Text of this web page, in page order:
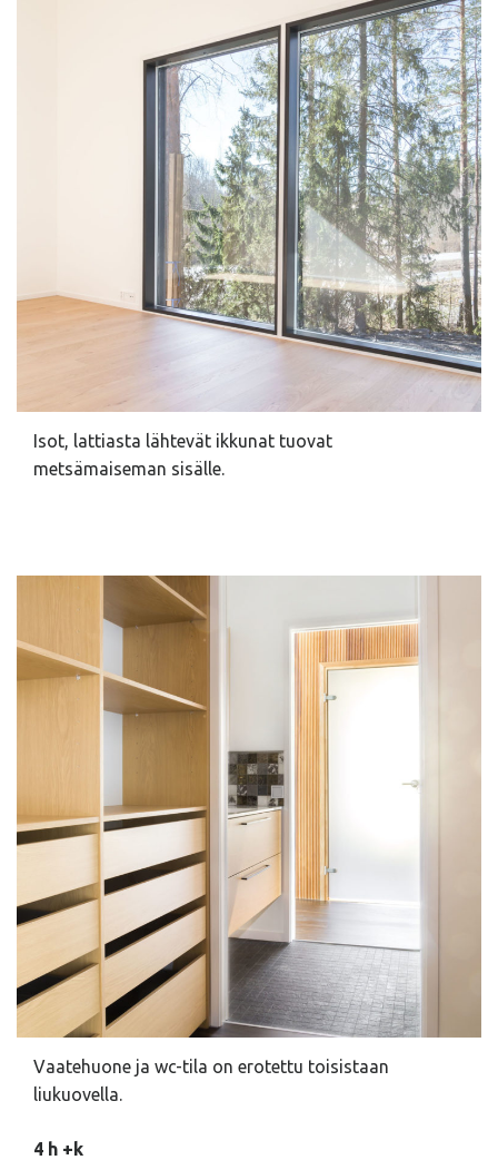
Isot, lattiasta lähtevät ikkunat tuovat
metsämaiseman sisälle.
Vaatehuone ja wc-tila on erotettu toisistaan
liukuovella.
4 h +k